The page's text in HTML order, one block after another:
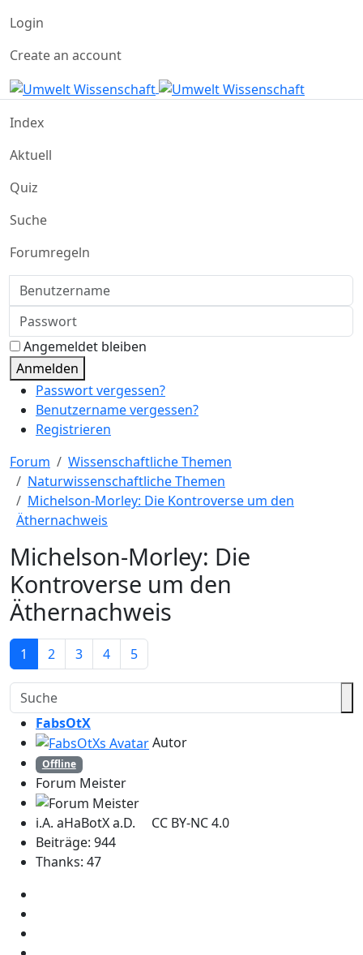
Login
Create an account
Index
Aktuell
Quiz
Suche
Forumregeln
Benutzername
Passwort
Angemeldet bleiben
Anmelden
Passwort vergessen?
Benutzername vergessen?
Registrieren
Forum
Wissenschaftliche Themen
Naturwissenschaftliche Themen
Michelson-Morley: Die Kontroverse um den
Äthernachweis
Michelson-Morley: Die
Kontroverse um den
Äthernachweis
1 2 3 4 5
FabsOtX
Autor
Offline
Forum Meister
i.A. aHaBotX a.D. CC BY-NC 4.0
Beiträge: 944
Thanks: 47